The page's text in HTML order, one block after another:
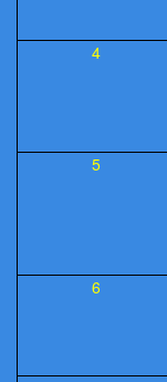
4
5
6